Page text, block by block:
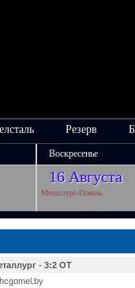
Резерв
Воскресенье
16 Августа
Металлург-Гомель
- 3:2 ОТ